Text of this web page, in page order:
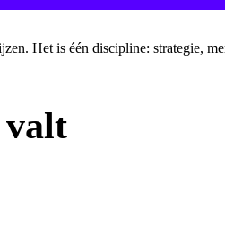
Het is één discipline: strategie,
valt